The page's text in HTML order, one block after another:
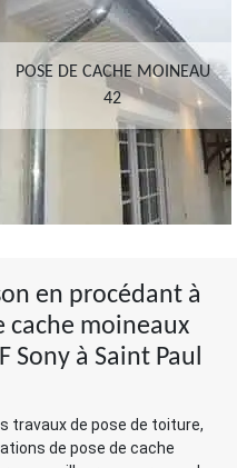
POSE DE CACHE MOINEAU
42
en procédant à
cache moineaux
Sony à Saint Paul
travaux de pose de toiture,
de pose de cache